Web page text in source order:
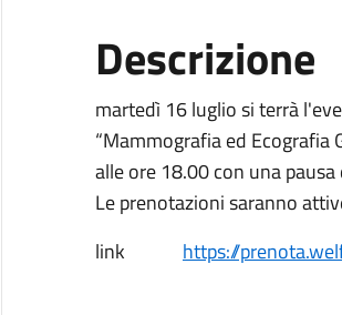
Descrizione
martedì 16 luglio si terrà
“Mammografia ed Ecografia
alle ore 18.00 con una
Le prenotazioni saranno
link https://